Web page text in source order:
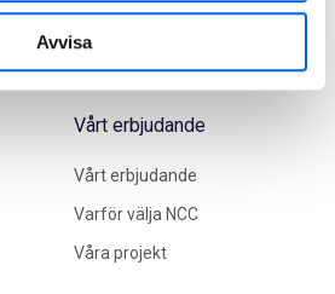
Avvisa
Vårt erbjudande
Vårt erbjudande
Varför välja NCC
Våra projekt